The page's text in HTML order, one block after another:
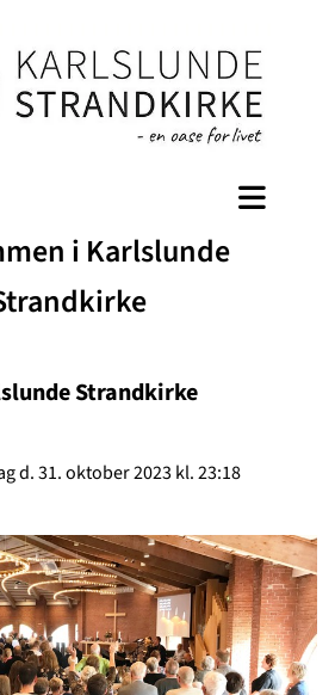
i Karlslunde
Strandkirke
d. 31. oktober 2023 kl. 23:18